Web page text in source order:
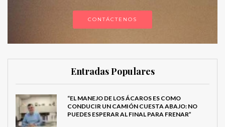
CONTÁCTENOS
Entradas Populares
“EL MANEJO DE LOS ÁCAROS ES COMO
CONDUCIR UN CAMIÓN CUESTA ABAJO: NO
PUEDES ESPERAR AL FINAL PARA FRENAR”